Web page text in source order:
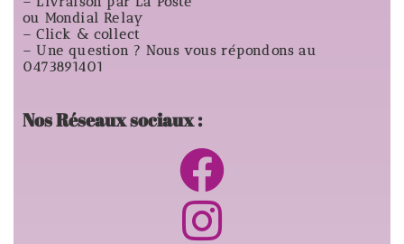
ou Mondial Relay
– Click & collect
– Une question ? Nous vous répondons au
0473891401
Nos Réseaux sociaux :